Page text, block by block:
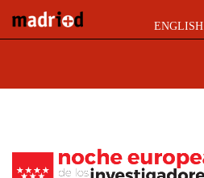
ENGLISH